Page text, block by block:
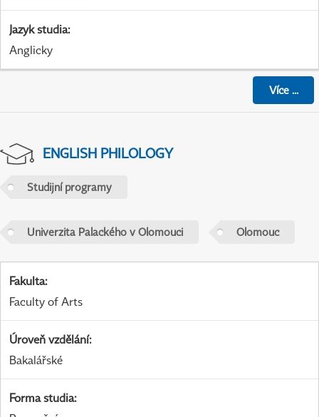
Jazyk studia:
Anglicky
Více...
ENGLISH PHILOLOGY
Studijní programy
Univerzita Palackého v Olomouci Olomouc
Fakulta:
Faculty of Arts
Úroveň vzdělání:
Bakalářské
Forma studia: